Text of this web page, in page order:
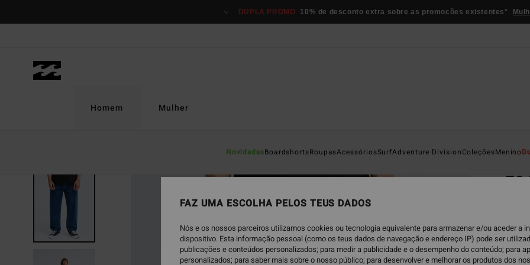
produto
DUPLA PROMO 10% de desconto extra sobre as promocôes existentes*
Homem
NovidadesBoardshortsRoupasAcessóriosSurfAdventure DivisionColeçõesMenino
Mulher
73
ECO-
€
FAZ UMA ESCOLHA PELOS TEUS DADOS
Nós e os nossos parceiros utilizamos cookies ou tecnologia equivalente para armazenar e/ou aceder a
dispositivo. Esta informação pessoal (como os teus dados de navegação e endereço IP) pode ser
publicações e conteúdos personalizados; para medir a publicidade e o desempenho do conteúdo; para
personalizados; para saber mais sobre o nosso público; para desenvolver e melhorar os produtos dos